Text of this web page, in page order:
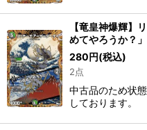
【竜皇神爆輝】
めてやろうか？
280円(税込)
2点
中古品のため状
しております。